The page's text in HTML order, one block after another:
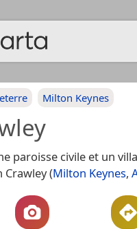
Milton Keynes
paroisse civile et un
Crawley (Milton Keynes,